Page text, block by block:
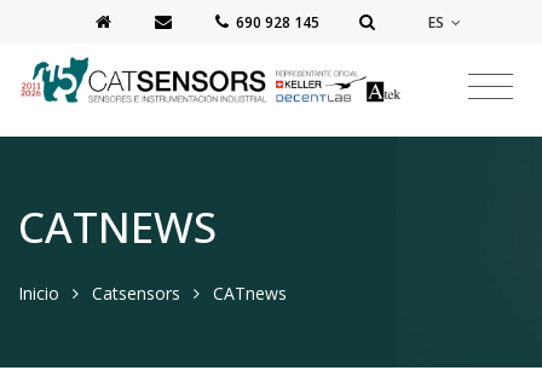
‭690 928 145‬ ES
CATNEWS
Inicio Catsensors CATnews